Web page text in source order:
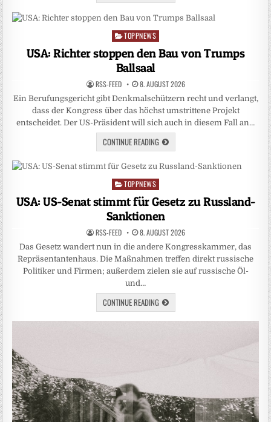
Posted
TOPPNEWS
USA: Richter stoppen den Bau von Trumps
Ballsaal
RSS-FEED 8. AUGUST 2026
Ein Berufungsgericht gibt Denkmalschützern recht und verlangt,
dass der Kongress über das höchst umstrittene Projekt
entscheidet. Der US-Präsident will sich auch in diesem Fall an…
CONTINUE READING
Posted
TOPPNEWS
USA: US-Senat stimmt für Gesetz zu Russland-
Sanktionen
RSS-FEED 8. AUGUST 2026
Das Gesetz wandert nun in die andere Kongresskammer, das
Repräsentantenhaus. Die Maßnahmen treffen direkt russische
Politiker und Firmen; außerdem zielen sie auf russische Öl-
und…
CONTINUE READING